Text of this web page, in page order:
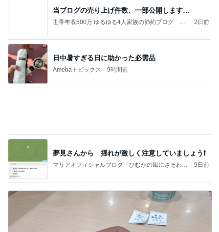
日中暑すぎる日に助かった必需品
Amebaトピックス 9時間前
夢見さんから 揺れが激しく注意していましょう❗️
マリアオフィシャルブログ「ひむかの風にさそわれ
のこぎりで左手を切った災害発生
Amebaトピックス